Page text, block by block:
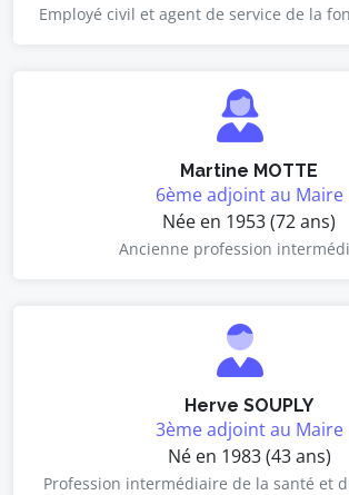
Employé civil et agent de service de la
Martine MOTTE
6ème adjoint au Maire
Née en 1953 (72 ans)
Ancienne profession
Herve SOUPLY
3ème adjoint au Maire
Né en 1983 (43 ans)
Profession intermédiaire de la santé et